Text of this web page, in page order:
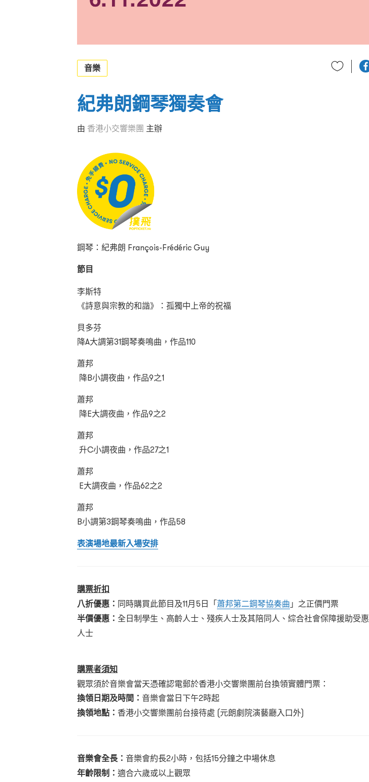
音樂
紀弗朗鋼琴獨奏會
由 香港小交響樂團 主辦
鋼琴：紀弗朗 François-Frédéric Guy
節目
李斯特
《詩意與宗教的和諧》：孤獨中上帝的祝福
貝多芬
降A大調第31鋼琴奏鳴曲，作品110
蕭邦
降B小調夜曲，作品9之1
蕭邦
降E大調夜曲，作品9之2
蕭邦
升C小調夜曲，作品27之1
蕭邦
E大調夜曲，作品62之2
蕭邦
B小調第3鋼琴奏鳴曲，作品58
表演場地最新入場安排
購票折扣
八折優惠： 同時購買此節目及11月5日「 蕭邦第二鋼琴協奏曲 」之正價門票
半價優惠： 全日制學生、高齡人士、殘疾人士及其陪同人、綜合社會保障援助受惠
人士
購票者須知
觀眾須於音樂會當天憑確認電郵於香港小交響樂團前台換領實體門票：
換領日期及時間： 音樂會當日下午2時起
換領地點： 香港小交響樂團前台接待處 (元朗劇院演藝廳入口外)
音樂會全長： 音樂會約長2小時，包括15分鐘之中場休息
年齡限制： 適合六歲或以上觀眾